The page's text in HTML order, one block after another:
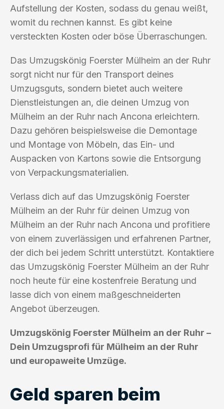
Aufstellung der Kosten, sodass du genau weißt,
womit du rechnen kannst. Es gibt keine
versteckten Kosten oder böse Überraschungen.
Das Umzugskönig Foerster Mülheim an der Ruhr
sorgt nicht nur für den Transport deines
Umzugsguts, sondern bietet auch weitere
Dienstleistungen an, die deinen Umzug von
Mülheim an der Ruhr nach Ancona erleichtern.
Dazu gehören beispielsweise die Demontage
und Montage von Möbeln, das Ein- und
Auspacken von Kartons sowie die Entsorgung
von Verpackungsmaterialien.
Verlass dich auf das Umzugskönig Foerster
Mülheim an der Ruhr für deinen Umzug von
Mülheim an der Ruhr nach Ancona und profitiere
von einem zuverlässigen und erfahrenen Partner,
der dich bei jedem Schritt unterstützt. Kontaktiere
das Umzugskönig Foerster Mülheim an der Ruhr
noch heute für eine kostenfreie Beratung und
lasse dich von einem maßgeschneiderten
Angebot überzeugen.
Umzugskönig Foerster Mülheim an der Ruhr –
Dein Umzugsprofi für Mülheim an der Ruhr
und europaweite Umzüge.
Geld sparen beim